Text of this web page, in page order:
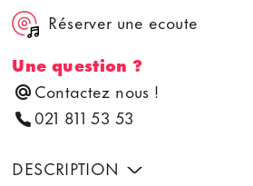
Réserver une ecoute
Une question ?
Contactez nous !
021 811 53 53
DESCRIPTION